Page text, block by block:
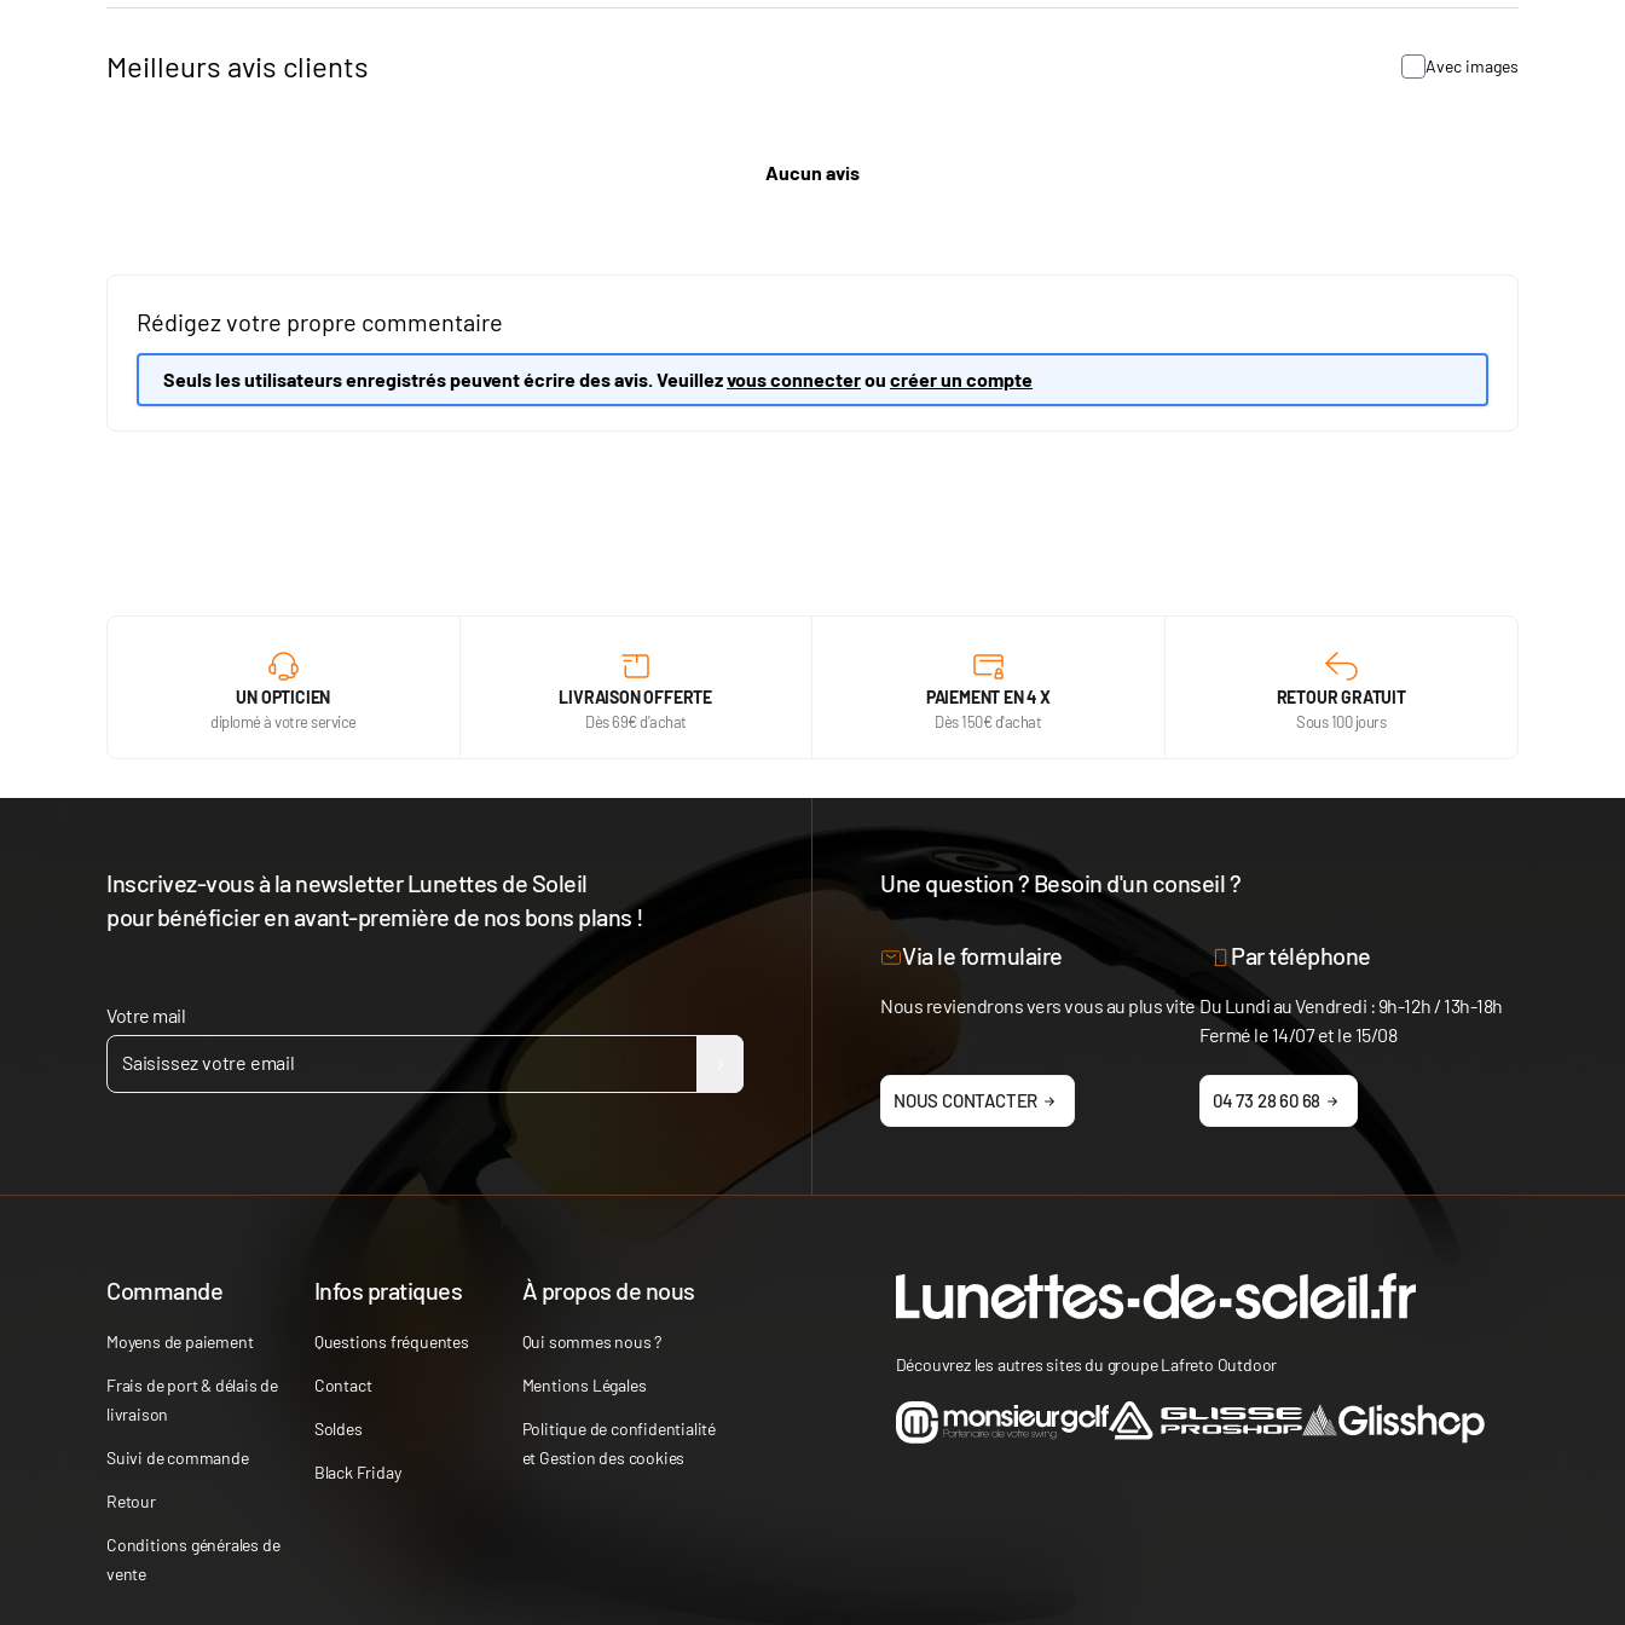
Meilleurs avis clients Avec images
Aucun avis
Rédigez votre propre commentaire
Seuls les utilisateurs enregistrés peuvent écrire des avis. Veuillezvous connecterou créer un compte
UN OPTICIEN
diplomé à votre service
LIVRAISON OFFERTE
Dès 69€ d'achat
PAIEMENT EN 4 X
Dès 150€ d'achat
RETOUR GRATUIT
Sous 100 jours
Inscrivez-vous à la newsletter Lunettes de Soleil
pour bénéficier en avant-première de nos bons plans !
Votre mail
Une question ? Besoin d'un conseil ?
Notre équipe est à votre disposition
Via le formulaire Par téléphone
Nous reviendrons vers vous au plus vite
NOUS CONTACTER
Du Lundi au Vendredi : 9h-12h / 13h-18h
Fermé le 14/07 et le 15/08
04 73 28 60 68
Commande
Moyens de paiement
Frais de port & délais de
livraison
Suivi de commande
Retour
Conditions générales de
vente
Infos pratiques
Questions fréquentes
Contact
Soldes
Black Friday
À propos de nous
Qui sommes nous ?
Mentions Légales
Politique de confidentialité
et Gestion des cookies
Découvrez les autres sites du groupe Lafreto Outdoor